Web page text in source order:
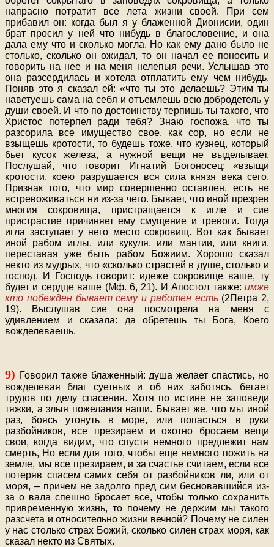
напрасно потратит все лета жизни своей. При сем
прибавил он: когда был я у блаженной Дионисии, один
брат просил у ней что нибудь в благословение, и она
дала ему что и сколько могла. Но как ему дано было не
столько, сколько он ожидал, то он начал ее поносить и
говорить на нее и на меня нелепыя речи. Услышав это
она разсердилась и хотела отплатить ему чем нибудь.
Поняв это я сказал ей: «что ты это делаешь? Этим ты
наветуешь сама на себя и отъемлешь всю добродетель у
души своей. И что по достоинству терпишь ты такого, что
Христос потерпел ради тебя? Знаю госпожа, что ты
разсорила все имущество свое, как сор, но если не
взыщешь кротости, то будешь тоже, что кузнец, который
бьет кусок железа, а нужной вещи не выделывает.
Послушай, что говорит Игнатий Богоносец: «взыщи
кротости, коею разрушается вся сила князя века сего.
Признак того, что мир совершенно оставлен, есть не
встревоживаться ни из-за чего. Бывает, что иной презрев
многия сокровища, пристращается к игле и сие
пристрастие причиняет ему смущение и тревоги. Тогда
игла заступает у него место сокровищ. Вот как бывает
иной рабом иглы, или кукуля, или мантии, или книги,
переставая уже быть рабом Божиим. Хорошо сказал
некто из мудрых, что «сколько страстей в душе, столько и
господ. И Господь говорит: идеже сокровище ваше, ту
будет и сердце ваше (Мф. 6, 21). И Апостол также: имже
кто побежден бывает сему и работен есть(2Петра 2,
19). Выслушав сие она посмотрела на меня с
удивлением и сказала: да обретешь ты Бога, Коего
вожделеваешь.
9) Говорил также блаженный: душа желает спастись, но
вожделевая благ суетных и об них заботясь, бегает
трудов по делу спасения. Хотя по истине не заповеди
тяжки, а злыя пожелания наши. Бывает же, что мы иной
раз, боясь утонуть в море, или попасться в руки
разбойников, все презираем и охотно бросаем вещи
свои, когда видим, что спустя немного предлежит нам
смерть, Но если для того, чтобы еще немного пожить на
земле, мы все презираем, и за счастье считаем, если все
потеряв спасем самих себя от разбойников ли, или от
моря, – причем не задолго пред сим бесновавшийся из-
за о вала спешно бросает все, чтобы только сохранить
привременную жизнь, то почему не держим мы такого
разсчета и относительно жизни вечной? Почему не силен
у нас столько страх Божий, сколько силен страх моря, как
сказал некто из Святых.